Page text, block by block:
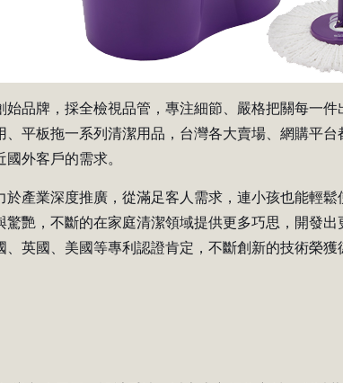
始品牌，採全檢視品管，專注細節、嚴格把關每一
平板拖一系列清潔用品，台灣各大賣場、網購平
外客戶的需求。
於產業深度推廣，從滿足客人需求，連小孩也能輕
驚艷，不斷的在家庭清潔領域提供更多巧思，開發
、英國、美國等專利認證肯定，不斷創新的技術榮